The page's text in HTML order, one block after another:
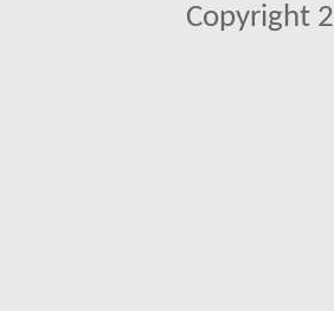
Copyright